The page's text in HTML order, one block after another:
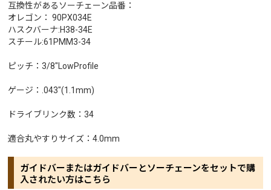
互換性があるソーチェーン品番：
オレゴン： 90PX034E
ハスクバーナ:H38-34E
スチール:61PMM3-34
ピッチ：3/8"LowProfile
ゲージ：.043"(1.1mm)
ドライブリンク数：34
適合丸やすりサイズ：4.0mm
ガイドバーまたはガイドバーとソーチェーンをセットで購
入されたい方はこちら